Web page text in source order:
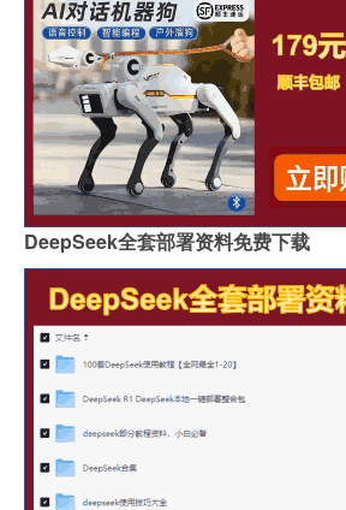
DeepSeek全套部署资料免费下载